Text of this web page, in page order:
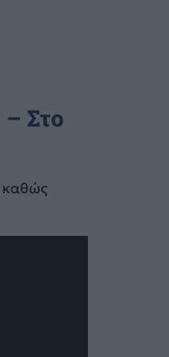
Στο
καθώς